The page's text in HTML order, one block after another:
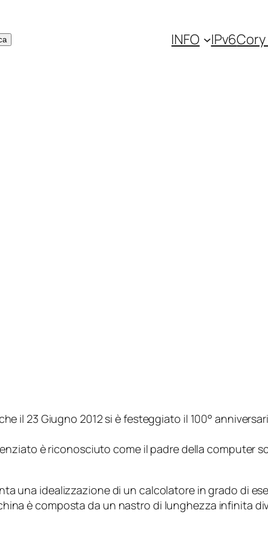
INFO IPv6
il 23 Giugno 2012 si è festeggiato il 100°
è riconosciuto come il padre dellacomputer
una idealizzazione di un calcolatore in grado di
è composta da un nastro di lunghezza infinita